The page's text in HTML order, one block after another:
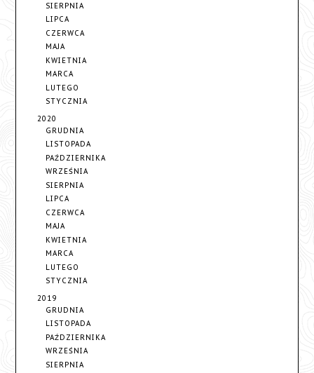
SIERPNIA
LIPCA
CZERWCA
MAJA
KWIETNIA
MARCA
LUTEGO
STYCZNIA
2020
GRUDNIA
LISTOPADA
PAŹDZIERNIKA
WRZEŚNIA
SIERPNIA
LIPCA
CZERWCA
MAJA
KWIETNIA
MARCA
LUTEGO
STYCZNIA
2019
GRUDNIA
LISTOPADA
PAŹDZIERNIKA
WRZEŚNIA
SIERPNIA